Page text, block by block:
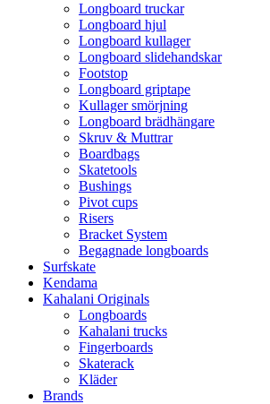
Longboard truckar
Longboard hjul
Longboard kullager
Longboard slidehandskar
Footstop
Longboard griptape
Kullager smörjning
Longboard brädhängare
Skruv & Muttrar
Boardbags
Skatetools
Bushings
Pivot cups
Risers
Bracket System
Begagnade longboards
Surfskate
Kendama
Kahalani Originals
Longboards
Kahalani trucks
Fingerboards
Skaterack
Kläder
Brands